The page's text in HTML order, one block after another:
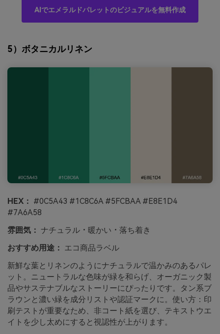
AIでエメラルドパレットのビジュアルを無料作成
5）ボタニカルリネン
HEX： #0C5A43 #1C8C6A #5FCBAA #E8E1D4
#7A6A58
雰囲気： ナチュラル・暖かい・落ち着き
おすすめ用途： エコ商品ラベル
新鮮な葉とリネンのようにナチュラルで温かみのあるパレ
ット。ニュートラルな色味が緑を和らげ、オーガニック製
品やサステナブルなストーリーにぴったりです。タン系ブ
ラウンと濃い緑を成分リストや認証マークに。使い方：印
刷テストが重要なため、非コート紙を選び、テキストウエ
イトを少し太めにすると視認性が上がります。